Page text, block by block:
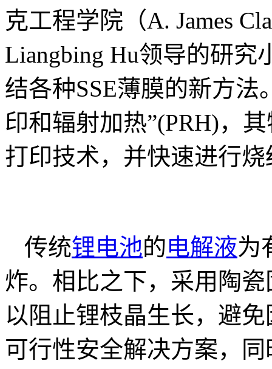
克工程学院（A. James
Liangbing Hu领导的研究
结各种SSE薄膜的新方
印和辐射加热”(PRH)，
打印技术，并快速进行烧
传统锂电池的电解液为
炸。相比之下，采用陶
以阻止锂枝晶生长，避
可行性安全解决方案，同